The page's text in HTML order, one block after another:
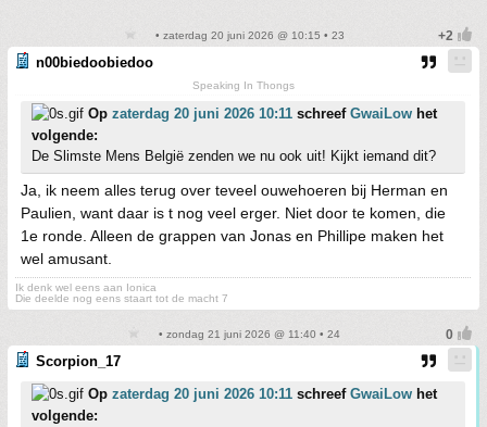
• zaterdag 20 juni 2026 @ 10:15 • 23
n00biedoobiedoo
Speaking In Thongs
Op zaterdag 20 juni 2026 10:11 schreef GwaiLow het
volgende:
De Slimste Mens België zenden we nu ook uit! Kijkt iemand dit?
Ja, ik neem alles terug over teveel ouwehoeren bij Herman en
Paulien, want daar is t nog veel erger. Niet door te komen, die
1e ronde. Alleen de grappen van Jonas en Phillipe maken het
wel amusant.
Ik denk wel eens aan Ionica
Die deelde nog eens staart tot de macht 7
• zondag 21 juni 2026 @ 11:40 • 24
Scorpion_17
Op zaterdag 20 juni 2026 10:11 schreef GwaiLow het
volgende: